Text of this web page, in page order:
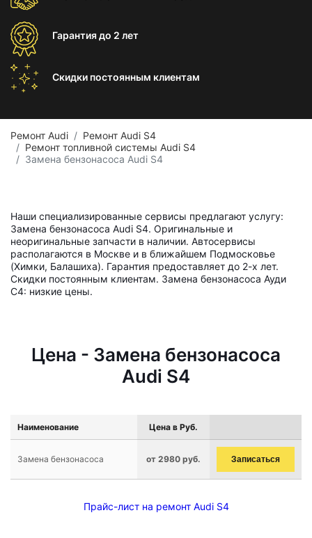
Гарантиядо 2 лет
Скидки постоянным клиентам
Ремонт Audi
Ремонт Audi S4
Ремонт топливной системы Audi S4
Замена бензонасоса Audi S4
Наши специализированные сервисы предлагают услугу:
Замена бензонасоса Audi S4. Оригинальные и
неоригинальные запчасти в наличии. Автосервисы
располагаются в Москве и в ближайшем Подмосковье
(Химки, Балашиха). Гарантия предоставляет до 2-х лет.
Скидки постоянным клиентам. Замена бензонасоса Ауди
С4: низкие цены.
Цена - Замена бензонасоса
Audi S4
Наименование Цена в Руб.
Замена бензонасоса от 2980 руб. Записаться
Прайс-лист на ремонт Audi S4